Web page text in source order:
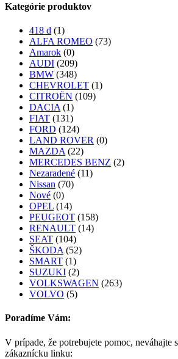
Kategórie produktov
418 d (1)
ALFA ROMEO (73)
Amarok (0)
AUDI (209)
BMW (348)
CHEVROLET (1)
CITROËN (109)
DACIA (1)
FIAT (131)
FORD (124)
LAND ROVER (0)
MAZDA (22)
MERCEDES BENZ (2)
Nezaradené (11)
Nissan (70)
Nové (0)
OPEL (14)
PEUGEOT (158)
RENAULT (14)
SEAT (104)
ŠKODA (52)
SMART (1)
SUZUKI (2)
VOLKSWAGEN (263)
VOLVO (5)
Poradíme Vám:
V prípade, že potrebujete pomoc, neváhajte
zákaznícku linku: